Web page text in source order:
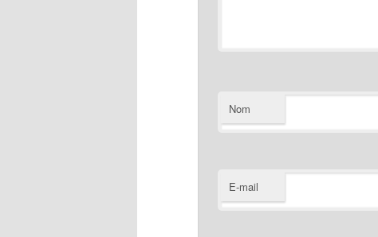
Nom
E-mail